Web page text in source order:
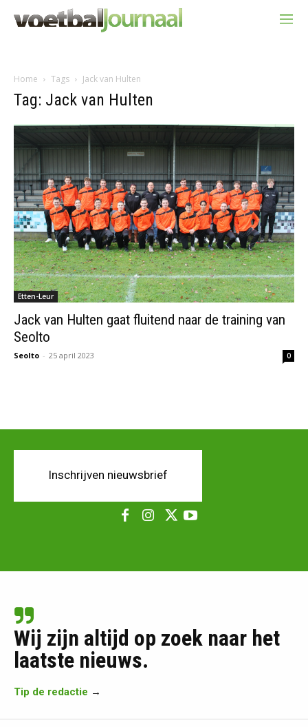
Home Tags Jack van Hulten
Tag: Jack van Hulten
Etten-Leur
Jack van Hulten gaat fluitend naar de training van
Seolto
Seolto - 25 april 2023 0
Inschrijven nieuwsbrief
Wij zijn altijd op zoek naar het
laatste nieuws.
Tip de redactie →